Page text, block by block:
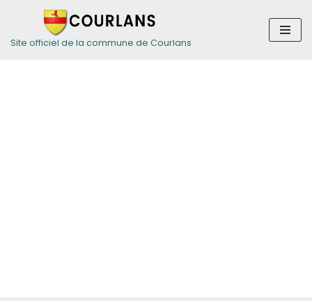
Aller
Site officiel de la commune de Courlans